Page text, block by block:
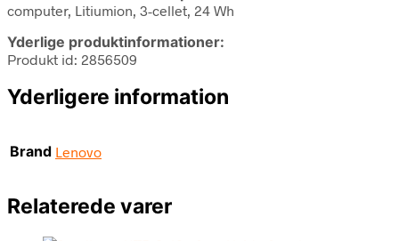
computer, Litiumion, 3-cellet, 24 Wh
Yderlige produktinformationer:
Produkt id: 2856509
Yderligere information
Brand Lenovo
Relaterede varer